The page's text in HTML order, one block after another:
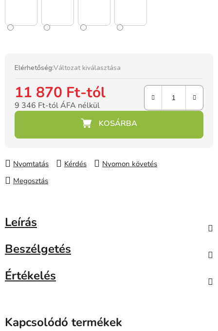
Elérhetőség:Változat kiválasztása
11 870 Ft-tól
9 346 Ft-tól ÁFA nélkül
Nyomtatás Kérdés
Nyomon követés
Megosztás
Leírás
Beszélgetés
Értékelés
Kapcsolódó termékek